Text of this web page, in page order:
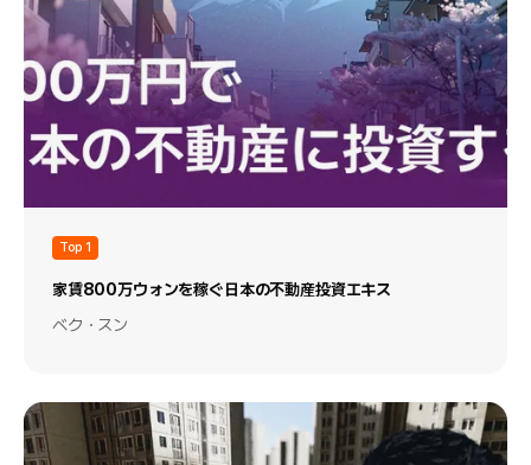
Top 1
家賃800万ウォンを稼ぐ日本の不動産投資エキス
ベク・スン